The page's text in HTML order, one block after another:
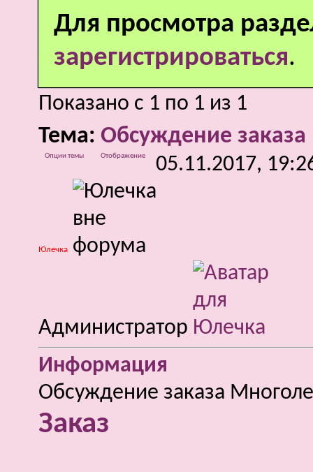
Для просмотра
зарегистрироваться.
Показано с 1 по 1 из 1
Тема: Обсуждение
Опции темы Отображение 05.11.2017,
Юлечка
Администратор
Информация
Обсуждение заказа
Заказ